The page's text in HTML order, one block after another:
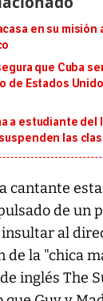
en su misión
que Cuba
de Estados
a estudiante
las
cantante
de un
al
de la "chica
inglés The